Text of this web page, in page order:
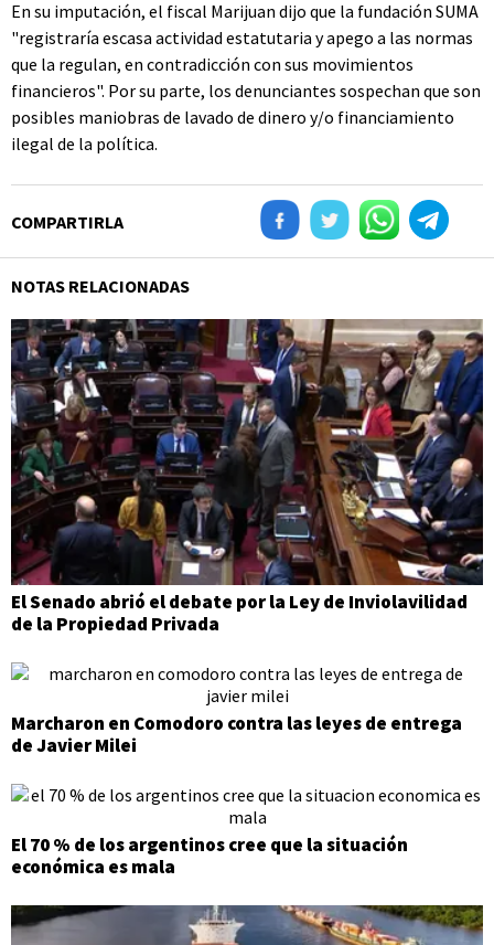
En su imputación, el fiscal Marijuan dijo que la fundación SUMA
"registraría escasa actividad estatutaria y apego a las normas
que la regulan, en contradicción con sus movimientos
financieros". Por su parte, los denunciantes sospechan que son
posibles maniobras de lavado de dinero y/o financiamiento
ilegal de la política.
COMPARTIRLA
NOTAS RELACIONADAS
El Senado abrió el debate por la Ley de Inviolavilidad
de la Propiedad Privada
Marcharon en Comodoro contra las leyes de entrega
de Javier Milei
El 70 % de los argentinos cree que la situación
económica es mala